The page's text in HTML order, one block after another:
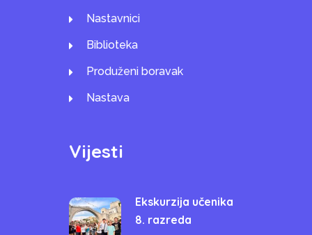
Nastavnici
Biblioteka
Produženi boravak
Nastava
Vijesti
Ekskurzija učenika
8. razreda